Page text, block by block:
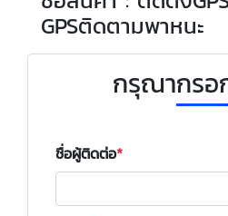
GPSติดตามพาหนะ
กรุณากรอ
ชื่อผู้ติดต่อ